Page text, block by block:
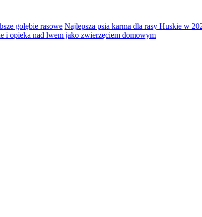
gołębie rasowe Najlepsza psia karma dla rasy Huskie w
i opieka nad lwem jako zwierzęciem domowym